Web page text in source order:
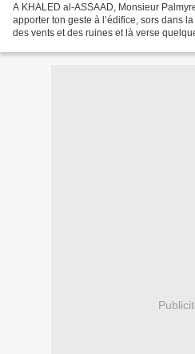
A KHALED al-ASSAAD, Monsieur
apporter ton geste à l’édifice, sors dans
des vents et des ruines et là verse